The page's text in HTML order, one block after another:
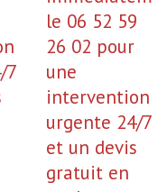
7
le 06 52 59
26 02 pour
une
intervention
urgente 24/7
et un devis
gratuit en